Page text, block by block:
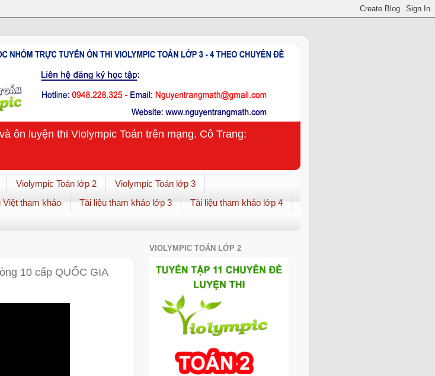
ôn luyện thi Violympic Toán trên mạng. Cô Trang:
Violympic Toán lớp 2
Violympic Toán lớp 3
Việt tham khảo Tài liệu tham khảo lớp 3
Tài liệu tham khảo lớp 4
10 cấp QUỐC GIA
VIOLYMPIC TOÁN LỚP 2